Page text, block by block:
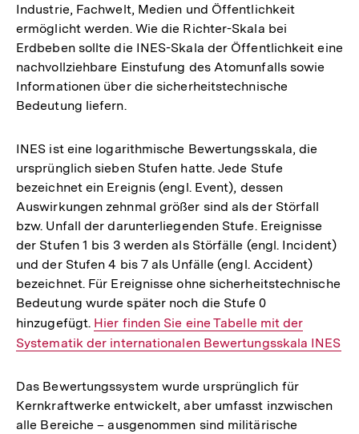
Industrie, Fachwelt, Medien und Öffentlichkeit
ermöglicht werden. Wie die Richter-Skala bei
Erdbeben sollte die INES-Skala der Öffentlichkeit eine
nachvollziehbare Einstufung des Atomunfalls sowie
Informationen über die sicherheitstechnische
Bedeutung liefern.
INES ist eine logarithmische Bewertungsskala, die
ursprünglich sieben Stufen hatte. Jede Stufe
bezeichnet ein Ereignis (engl. Event), dessen
Auswirkungen zehnmal größer sind als der Störfall
bzw. Unfall der darunterliegenden Stufe. Ereignisse
der Stufen 1 bis 3 werden als Störfälle (engl. Incident)
und der Stufen 4 bis 7 als Unfälle (engl. Accident)
bezeichnet. Für Ereignisse ohne sicherheitstechnische
Bedeutung wurde später noch die Stufe 0
hinzugefügt. Interner
Link:
Hier finden Sie eine Tabelle mit der
Systematik der internationalen Bewertungsskala INES
Das Bewertungssystem wurde ursprünglich für
Kernkraftwerke entwickelt, aber umfasst inzwischen
alle Bereiche – ausgenommen sind militärische